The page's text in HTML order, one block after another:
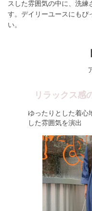
スした雰囲気の中に、洗
す。デイリーユースにもぴ
い。
リラックス感
ゆったりとした着心
した雰囲気を演出